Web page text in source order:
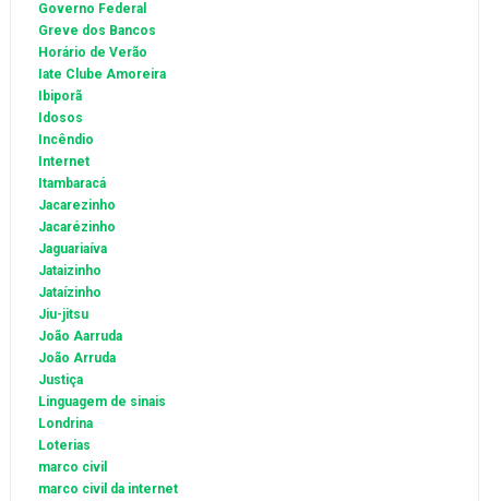
Governo Federal
Greve dos Bancos
Horário de Verão
Iate Clube Amoreira
Ibiporã
Idosos
Incêndio
Internet
Itambaracá
Jacarezinho
Jacarézinho
Jaguariaíva
Jataizinho
Jataízinho
Jiu-jitsu
João Aarruda
João Arruda
Justiça
Linguagem de sinais
Londrina
Loterias
marco civil
marco civil da internet